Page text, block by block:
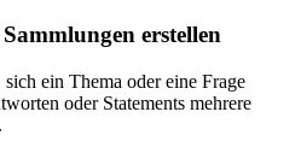
erstellen
ein Thema oder eine Frage
oder Statements mehrere